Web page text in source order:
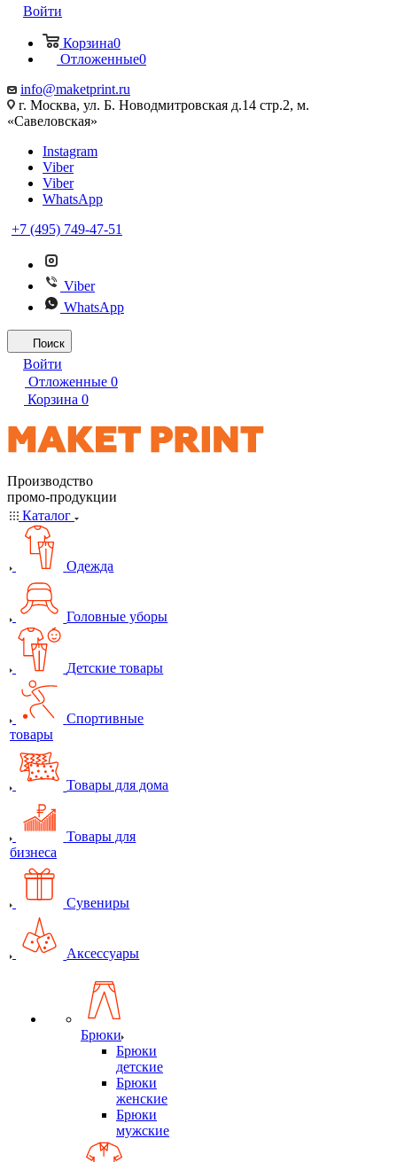
Войти
Корзина0
Отложенные0
info@maketprint.ru
г. Москва, ул. Б. Новодмитровская д.14 стр.2, м.
«Савеловская»
Instagram
Viber
Viber
WhatsApp
+7 (495) 749-47-51
Viber
WhatsApp
Поиск
Войти
Отложенные 0
Корзина 0
Производство
промо-продукции
Каталог
Одежда
Головные уборы
Детские товары
Спортивные
товары
Товары для дома
Товары для
бизнеса
Сувениры
Аксессуары
Брюки
Брюки
детские
Брюки
женские
Брюки
мужские